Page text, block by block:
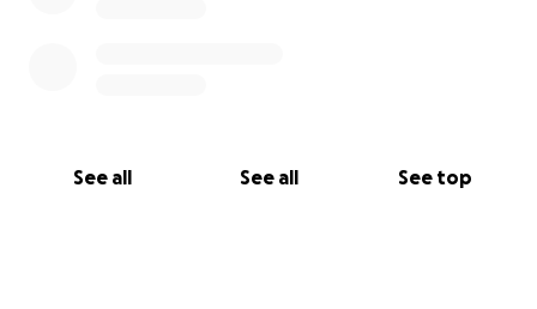
See all See all See top